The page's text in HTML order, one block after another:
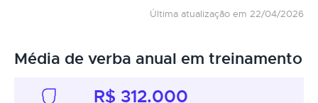
Última atualização em 22/04/2026
Média de verba anual em treinamento
R$ 312.000